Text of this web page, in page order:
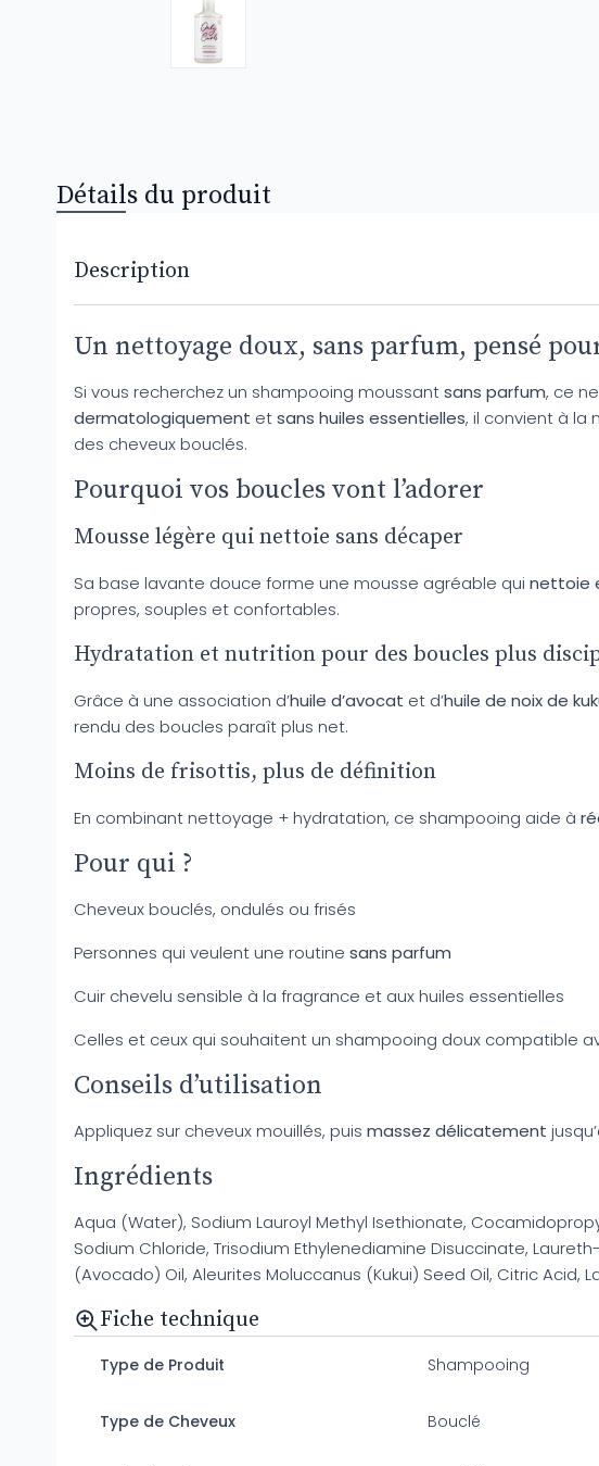
Détails du produit
Description
Un nettoyage doux, sans parfum, pensé
Si vous recherchez un shampooing moussantsans parfum, ce
dermatologiquement etsans huiles essentielles, il convient à la
des cheveux bouclés.
Pourquoi vos boucles vont l’adorer
Mousse légère qui nettoie sans décaper
Sa base lavante douce forme une mousse agréable qui nettoie
propres, souples et confortables.
Hydratation et nutrition pour des boucles plus
Grâce à une association d’huile d’avocat et d’huile de noix de
rendu des boucles paraît plus net.
Moins de frisottis, plus de définition
En combinant nettoyage + hydratation, ce shampooing aide à
Pour qui ?
Cheveux bouclés, ondulés ou frisés
Personnes qui veulent une routine sans parfum
Cuir chevelu sensible à la fragrance et aux huiles essentielles
Celles et ceux qui souhaitent un shampooing doux compatible
Conseils d’utilisation
Appliquez sur cheveux mouillés, puis massez délicatement
Ingrédients
Aqua (Water), Sodium Lauroyl Methyl Isethionate,
Sodium Chloride, Trisodium Ethylenediamine Disuccinate,
(Avocado) Oil, Aleurites Moluccanus (Kukui) Seed Oil, Citric Acid,
Fiche technique
Type de Produit Shampooing
Type de Cheveux Bouclé